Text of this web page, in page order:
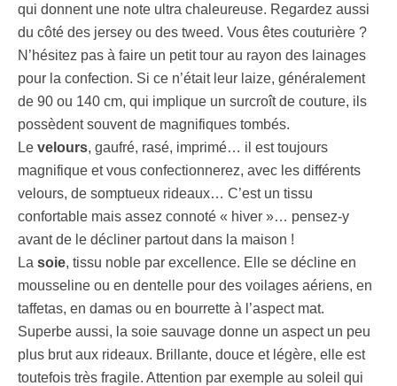
qui donnent une note ultra chaleureuse. Regardez aussi
du côté des jersey ou des tweed. Vous êtes couturière ?
N’hésitez pas à faire un petit tour au rayon des lainages
pour la confection. Si ce n’était leur laize, généralement
de 90 ou 140 cm, qui implique un surcroît de couture, ils
possèdent souvent de magnifiques tombés.
Le velours, gaufré, rasé, imprimé… il est toujours
magnifique et vous confectionnerez, avec les différents
velours, de somptueux rideaux… C’est un tissu
confortable mais assez connoté « hiver »… pensez-y
avant de le décliner partout dans la maison !
La soie, tissu noble par excellence. Elle se décline en
mousseline ou en dentelle pour des voilages aériens, en
taffetas, en damas ou en bourrette à l’aspect mat.
Superbe aussi, la soie sauvage donne un aspect un peu
plus brut aux rideaux. Brillante, douce et légère, elle est
toutefois très fragile. Attention par exemple au soleil qui